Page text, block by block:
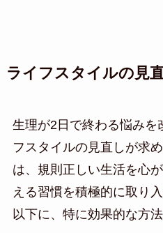
ライフスタイルの見
生理が2日で終わる悩みを
フスタイルの見直しが求
は、規則正しい生活を心
える習慣を積極的に取り
以下に、特に効果的な方